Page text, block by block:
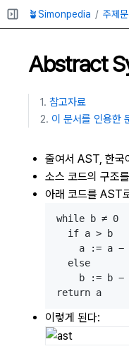
🪴Simonpedia 주제문
Abstract
참고자료
이 문서를 인용한
줄여서 AST, 한국
소스 코드의 구조
아래 코드를 AST
while b ≠ 0
  if a > b
a := a −
  else
b := b −
이렇게 된다: